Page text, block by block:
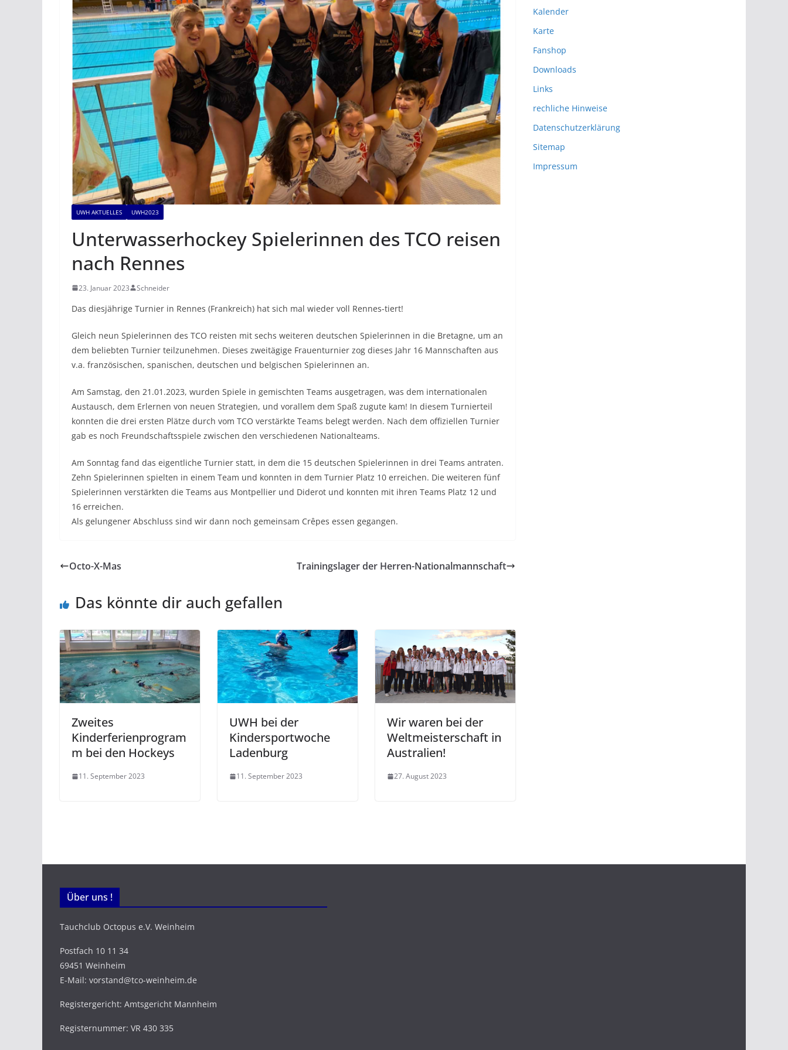
UWH AKTUELLES UWH2023
Unterwasserhockey Spielerinnen des TCO reisen
nach Rennes
23. Januar 2023 Schneider
Das diesjährige Turnier in Rennes (Frankreich) hat sich mal wieder voll Rennes-tiert!
Gleich neun Spielerinnen des TCO reisten mit sechs weiteren deutschen Spielerinnen in die Bretagne, um an
dem beliebten Turnier teilzunehmen. Dieses zweitägige Frauenturnier zog dieses Jahr 16 Mannschaften aus
v.a. französischen, spanischen, deutschen und belgischen Spielerinnen an.
Am Samstag, den 21.01.2023, wurden Spiele in gemischten Teams ausgetragen, was dem internationalen
Austausch, dem Erlernen von neuen Strategien, und vorallem dem Spaß zugute kam! In diesem Turnierteil
konnten die drei ersten Plätze durch vom TCO verstärkte Teams belegt werden. Nach dem offiziellen Turnier
gab es noch Freundschaftsspiele zwischen den verschiedenen Nationalteams.
Am Sonntag fand das eigentliche Turnier statt, in dem die 15 deutschen Spielerinnen in drei Teams antraten.
Zehn Spielerinnen spielten in einem Team und konnten in dem Turnier Platz 10 erreichen. Die weiteren fünf
Spielerinnen verstärkten die Teams aus Montpellier und Diderot und konnten mit ihren Teams Platz 12 und
16 erreichen.
Als gelungener Abschluss sind wir dann noch gemeinsam Crêpes essen gegangen.
Octo-X-Mas Trainingslager der Herren-Nationalmannschaft
Das könnte dir auch gefallen
Zweites
Kinderferienprogram
m bei den Hockeys
11. September 2023
UWH bei der
Kindersportwoche
Ladenburg
11. September 2023
Wir waren bei der
Weltmeisterschaft in
Australien!
27. August 2023
Kalender
Karte
Fanshop
Downloads
Links
rechliche Hinweise
Datenschutzerklärung
Sitemap
Impressum
Über uns !
Tauchclub Octopus e.V. Weinheim
Postfach 10 11 34
69451 Weinheim
E-Mail: vorstand@tco-weinheim.de
Registergericht: Amtsgericht Mannheim
Registernummer: VR 430 335